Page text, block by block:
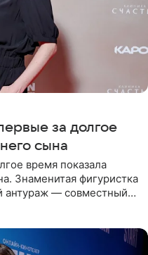
за долгое
сына
время показала
Знаменитая фигуристка
антураж — совместный